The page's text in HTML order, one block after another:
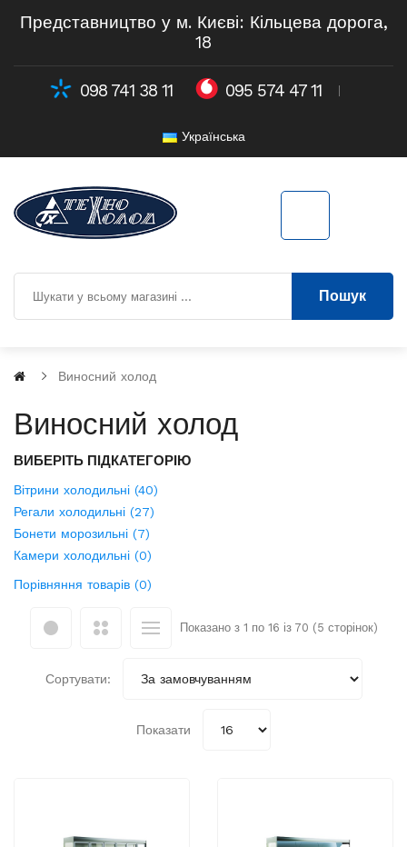
Представництво у м. Києві: Кільцева дорога,
18
098 741 38 11 095 574 47 11
Українська
Пошук
Виносний холод
Виносний холод
ВИБЕРІТЬ ПІДКАТЕГОРІЮ
Вітрини холодильні (40)
Регали холодильні (27)
Бонети морозильні (7)
Камери холодильні (0)
Порівняння товарів (0)
Показано з 1 по 16 із 70 (5 сторінок)
Сортувати:
Показати